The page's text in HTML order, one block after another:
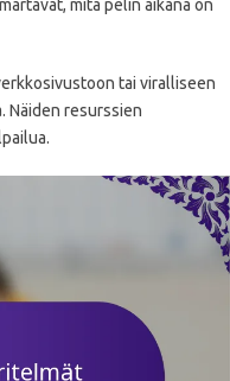
mitä pelin aikana on
tai viralliseen
Näiden resurssien